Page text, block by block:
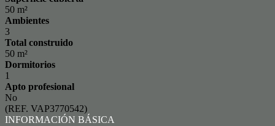
50 m²
Ambientes
3
Total construido
50 m²
Dormitorios
1
Apto profesional
No
(REF. VAP3770542)
INFORMACIÓN BÁSICA